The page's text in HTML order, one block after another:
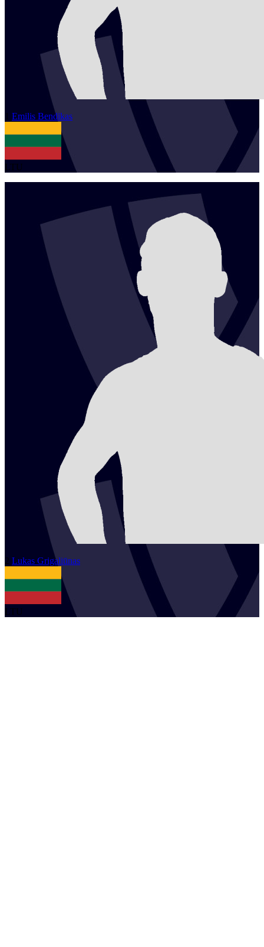
1 Emilis Bendikas
LTU
2 Lukas Grigaliūnas
LTU